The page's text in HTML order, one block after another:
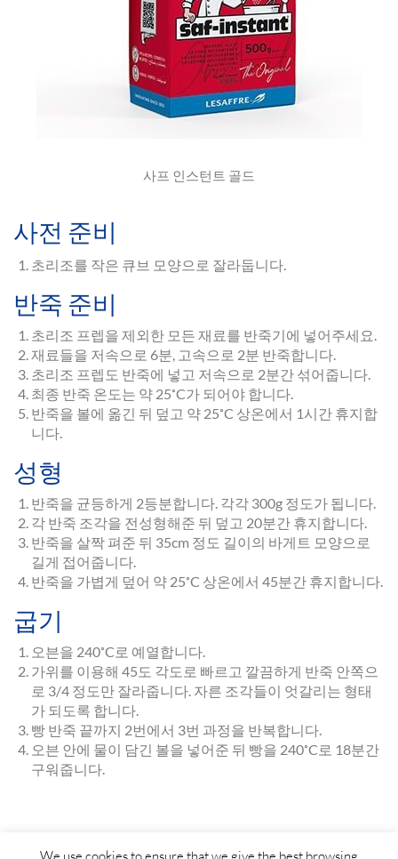
사프 인스턴트 골드
사전 준비
초리조를 작은 큐브 모양으로 잘라둡니다.
반죽 준비
초리조 프렙을 제외한 모든 재료를 반죽기에 넣어주세요.
재료들을 저속으로 6분, 고속으로 2분 반죽합니다.
초리조 프렙도 반죽에 넣고 저속으로 2분간 섞어줍니다.
최종 반죽 온도는 약 25˚C가 되어야 합니다.
반죽을 볼에 옮긴 뒤 덮고 약 25˚C 상온에서 1시간 휴지합
니다.
성형
반죽을 균등하게 2등분합니다. 각각 300g 정도가 됩니다.
각 반죽 조각을 전성형해준 뒤 덮고 20분간 휴지합니다.
반죽을 살짝 펴준 뒤 35cm 정도 길이의 바게트 모양으로
길게 접어줍니다.
반죽을 가볍게 덮어 약 25˚C 상온에서 45분간 휴지합니다.
굽기
오븐을 240˚C로 예열합니다.
가위를 이용해 45도 각도로 빠르고 깔끔하게 반죽 안쪽으
로 3/4 정도만 잘라줍니다. 자른 조각들이 엇갈리는 형태
가 되도록 합니다.
빵 반죽 끝까지 2번에서 3번 과정을 반복합니다.
오븐 안에 물이 담긴 볼을 넣어준 뒤 빵을 240˚C로 18분간
구워줍니다.